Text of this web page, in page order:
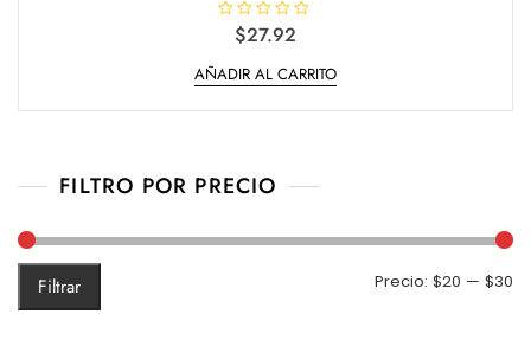
o
r
d
d
$27.92
AÑADIR AL CARRITO
FILTRO POR PRECIO
Filtrar Precio: $20 — $30